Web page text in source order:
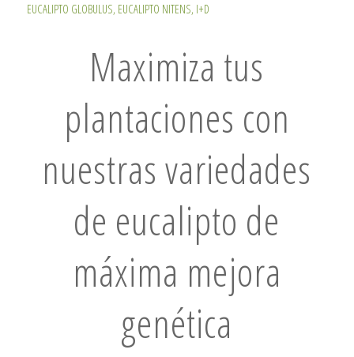
EUCALIPTO GLOBULUS, EUCALIPTO NITENS, I+D
Maximiza tus
plantaciones con
nuestras variedades
de eucalipto de
máxima mejora
genética